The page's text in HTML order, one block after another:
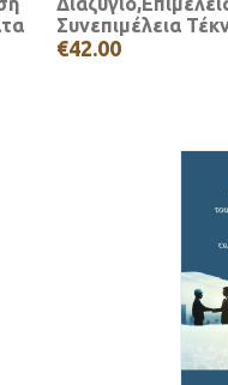
Συνεπιμέλεια
€42.00